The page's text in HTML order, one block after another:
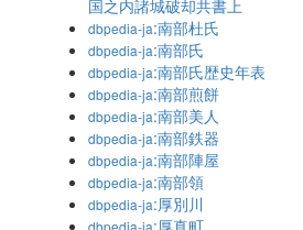
国之内諸城破却共書上
dbpedia-ja:南部杜氏
dbpedia-ja:南部氏
dbpedia-ja:南部氏歴史年表
dbpedia-ja:南部煎餅
dbpedia-ja:南部美人
dbpedia-ja:南部鉄器
dbpedia-ja:南部陣屋
dbpedia-ja:南部領
dbpedia-ja:厚別川
dbpedia-ja:厚真町